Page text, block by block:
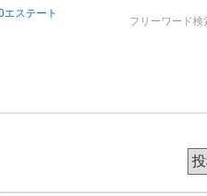
エステート
フリーワード検